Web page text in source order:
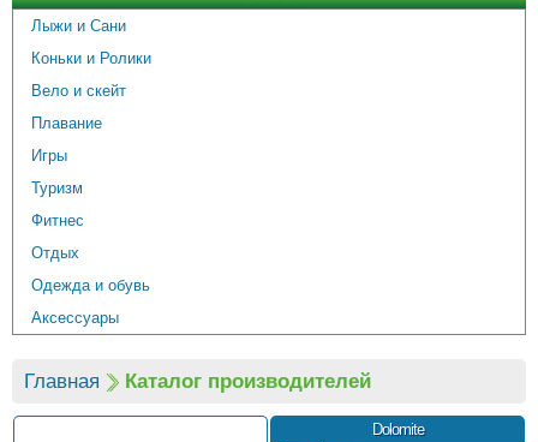
Лыжи и Сани
Коньки и Ролики
Вело и скейт
Плавание
Игры
Туризм
Фитнес
Отдых
Одежда и обувь
Аксессуары
Главная Каталог производителей
Dolomite